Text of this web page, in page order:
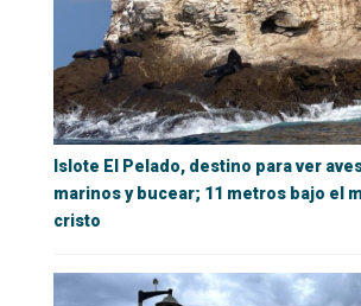
Islote El Pelado, destino para ver
marinos y bucear; 11 metros bajo el
cristo